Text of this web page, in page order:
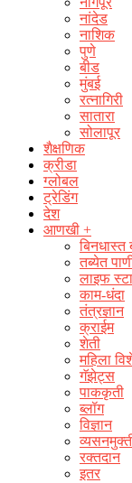
नांदेड
नाशिक
पुणे
बीड
मुंबई
रत्नागिरी
सातारा
सोलापूर
शैक्षणिक
क्रीडा
ग्लोबल
ट्रेडिंग
देश
आणखी +
बिनधास्त
तब्येत
लाइफ
काम-धंदा
तंत्रज्ञान
क्राईम
शेती
महिला
गॅझेट्स
पाककृती
ब्लॉग
विज्ञान
रक्‍तदान
इतर